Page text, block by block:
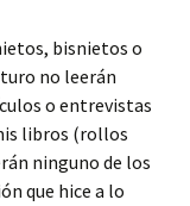
bisnietos o
no leerán
o entrevistas
libros (rollos
ninguno de los
que hice a lo